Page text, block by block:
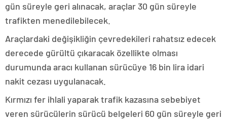
gün süreyle geri alınacak, araçlar 30 gün süreyle
trafikten menedilebilecek.
Araçlardaki değişikliğin çevredekileri rahatsız edecek
derecede gürültü çıkaracak özellikte olması
durumunda aracı kullanan sürücüye 16 bin lira idari
nakit cezası uygulanacak.
Kırmızı fer ihlali yaparak trafik kazasına sebebiyet
veren sürücülerin sürücü belgeleri 60 gün süreyle geri